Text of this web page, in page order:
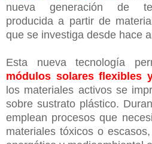
nueva generación de
producida a partir de
que se investiga desde hace
Esta nueva tecnología
módulos solares flexibles
los materiales activos se
sobre sustrato plástico.
emplean procesos que
materiales tóxicos o